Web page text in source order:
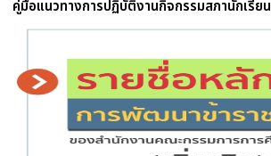
คู่มือแนวทางการปฏิบัติงานกิจกรรมสภานักเรียน